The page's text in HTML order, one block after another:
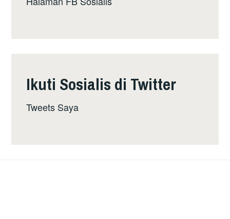
Ikuti Sosialis di Twitter
Tweets Saya